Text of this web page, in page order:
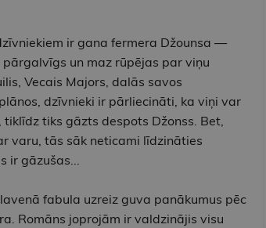
ir gana fermera Džounsa —
un maz rūpējas par viņu
Vecais Majors, dalās savos
dzīvnieki ir pārliecināti, ka viņi var
tiks gāzts despots Džonss. Bet,
varu, tās sāk neticami līdzināties
ir gāzušas...
fabula uzreiz guva panākumus pēc
Romāns joprojām ir valdzinājis visu